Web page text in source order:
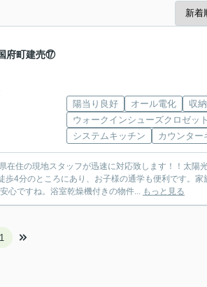
府町建売⑰
陽当り良好 オール電化
収
ウォークインシューズクロゼット
システムキッチン
カウンター
住の現地スタッフが迅速に対応致します！！太陽
心ですね。浴室乾燥機付きの物件... もっと見る
1